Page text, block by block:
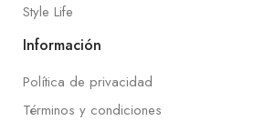
Style Life
Información
Política de privacidad
Términos y condiciones